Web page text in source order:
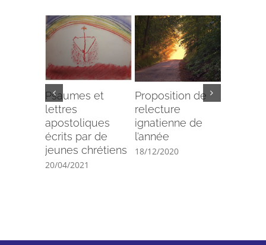
Psaumes et
lettres
apostoliques
écrits par de
jeunes chrétiens
20/04/2021
Proposition de
relecture
ignatienne de
l’année
18/12/2020